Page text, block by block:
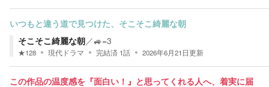
いつもと違う道で見つけた、そこそこ綺麗な朝
そこそこ綺麗な朝／🚙=3
★128 現代ドラマ 完結済 1話 2026年6月21日更新
この作品の温度感を『面白い！』と思ってくれる人へ、着実に届